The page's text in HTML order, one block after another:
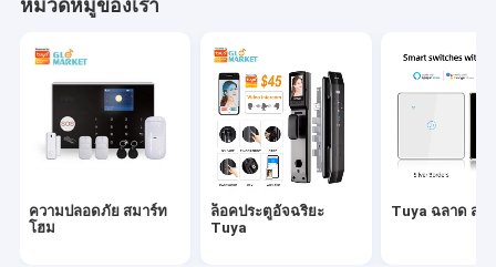
Tuya Zigbee เกตเวย์
เครื่องใช้ในบ้านอัจฉริยะ
เครื่องให้อาหารสัตว์เลี้ยงอัจฉริยะ
หมวดหมู่ของเรา
ความปลอดภัย สมาร์ท
โฮม
ล็อคประตูอัจฉริยะ
Tuya
Tuya ฉลาด สวิ